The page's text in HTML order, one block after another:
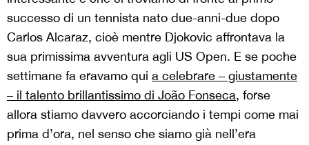
successo di un tennista nato due-anni-due dopo
Carlos Alcaraz, cioè mentre Djokovic affrontava la
sua primissima avventura agli US Open. E se poche
settimane fa eravamo qui a celebrare – giustamente
– il talento brillantissimo di João Fonseca, forse
allora stiamo davvero accorciando i tempi come mai
prima d’ora, nel senso che siamo già nell’era